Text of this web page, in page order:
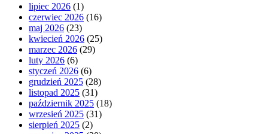
lipiec 2026 (1)
czerwiec 2026 (16)
maj 2026 (23)
kwiecień 2026 (25)
marzec 2026 (29)
luty 2026 (6)
styczeń 2026 (6)
grudzień 2025 (28)
listopad 2025 (31)
październik 2025 (18)
wrzesień 2025 (31)
sierpień 2025 (2)